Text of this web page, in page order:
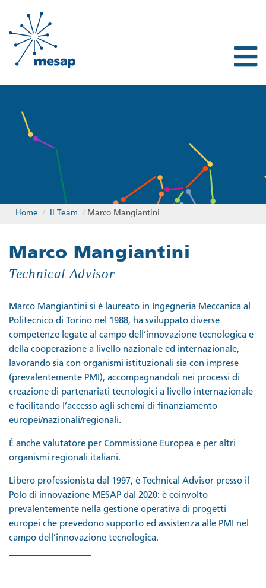
Home / Il Team / Marco Mangiantini
Marco Mangiantini
Technical Advisor
Marco Mangiantini si è laureato in Ingegneria Meccanica al
Politecnico di Torino nel 1988, ha sviluppato diverse
competenze legate al campo dell’innovazione tecnologica e
della cooperazione a livello nazionale ed internazionale,
lavorando sia con organismi istituzionali sia con imprese
(prevalentemente PMI), accompagnandoli nei processi di
creazione di partenariati tecnologici a livello internazionale
e facilitando l’accesso agli schemi di finanziamento
europei/nazionali/regionali.
È anche valutatore per Commissione Europea e per altri
organismi regionali italiani.
Libero professionista dal 1997, è Technical Advisor presso il
Polo di innovazione MESAP dal 2020: è coinvolto
prevalentemente nella gestione operativa di progetti
europei che prevedono supporto ed assistenza alle PMI nel
campo dell’innovazione tecnologica.